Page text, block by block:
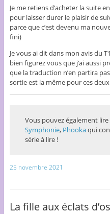
Je me retiens d’acheter la suite
pour laisser durer le plaisir de
parce que c’est devenu ma
fini)
Je vous ai dit dans mon avis du
bien figurez vous que j’ai aussi
que la traduction n’en partira
sortie est la même pour ces
Vous pouvez également lire
Symphonie, Phookaqui
série à lire !
25 novembre 2021
La fille aux éclats d’os